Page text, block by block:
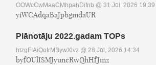
OOWcCwMaaCMhpahDifnb @ 31.Jūl, 2026 19:39
yiWCAdqaBaJpbgmdaUR
Plānotāju 2022.gadam TOPs
htzgFIAiQoIrMBywXlvz @ 28.Jūl, 2026 14:34
byfOUlISMJyuncRwQhHfJmz